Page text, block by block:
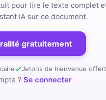
pour lire le texte complet
IA sur ce document.
gratuitement
Jetons de bienvenue
? Se connecter